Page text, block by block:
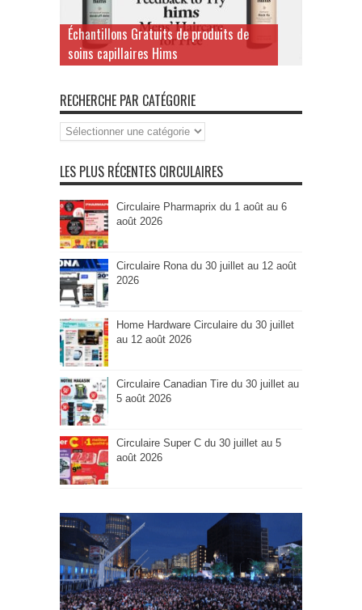
Échantillons Gratuits de produits de
soins capillaires Hims
RECHERCHE PAR CATÉGORIE
Recherche
par
LES PLUS RÉCENTES CIRCULAIRES
Circulaire Pharmaprix du 1 août au 6
août 2026
Circulaire Rona du 30 juillet au 12 août
2026
Home Hardware Circulaire du 30 juillet
au 12 août 2026
Circulaire Canadian Tire du 30 juillet au
5 août 2026
Circulaire Super C du 30 juillet au 5
août 2026